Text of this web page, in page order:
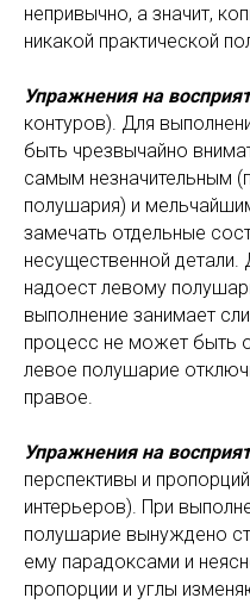
непривычно, а значит,
никакой практической
Упражнения на
контуров). Для
быть чрезвычайно
самым незначительным
полушария) и
замечать отдельные
несущественной
надоест левому
выполнение занимает
процесс не может быть
левое полушарие
правое.
Упражнения на
перспективы и
интерьеров). При
полушарие вынуждено
ему парадоксами и
пропорции и углы